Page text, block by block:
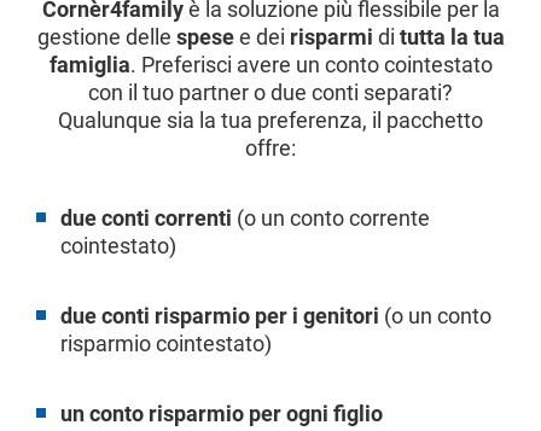
Cornèr4familyè la soluzione più flessibile per la
gestione delle spesee dei risparmi di tutta la tua
famiglia. Preferisci avere un conto cointestato
con il tuo partner o due conti separati?
Qualunque sia la tua preferenza, il pacchetto
offre:
due conti correnti (o un conto corrente
cointestato)
due conti risparmio per i genitori (o un conto
risparmio cointestato)
un conto risparmio per ogni figlio